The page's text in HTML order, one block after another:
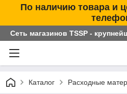
По наличию товара и
Сеть магазинов TSSP -
Каталог Расходные